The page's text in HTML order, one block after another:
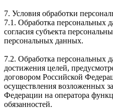
7. Условия обработки
7.1. Обработка персональных
согласия субъекта
персональных данных.
7.2. Обработка персональных
достижения целей,
договором Российской
осуществления возложенных
Федерации на оператора
обязанностей.